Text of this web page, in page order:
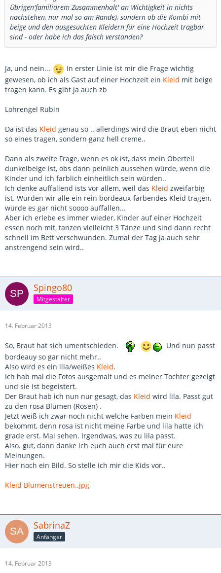
Übrigen'familiärem Zusammenhalt' an Wichtigkeit in nichts
nachstehen, nur mal so am Rande), sondern ob die Kombi mit
beige und den ausgesuchten Kleidern für eine Hochzeit tragbar
sind - oder habe ich das falsch verstanden?
Ja, und nein...
In erster Linie ist mir die Frage wichtig
gewesen, ob ich als Gast auf einer Hochzeit ein Kleid mit beige
tragen kann. Es gibt ja auch zb
Lohrengel Rubin
Da ist das Kleid genau so .. allerdings wird die Braut eben nicht
so eines tragen, sondern ganz hell creme..
Dann als zweite Frage, wenn es ok ist, dass mein Oberteil
dunkelbeige ist, obs dann peinlich aussehen würde, wenn die
Kinder und ich farblich einheitlich sein würden..
Ich denke auffallend ists vor allem, weil das Kleid zweifarbig
ist. Würden wir alle ein rein bordeaux-farbendes Kleid tragen,
würde es gar nicht soooo auffallen...
Aber ich erlebe es immer wieder, Kinder auf einer Hochzeit
essen noch mit, tanzen vielleicht 3 Tänze und sind dann recht
schnell im Bett verschwunden. Zumal der Tag ja auch sehr
anstrengend sein wird..
Spingo80
Mitgestalter
14. Februar 2013
So, Braut hat sich umentschieden.
Und nun passt
bordeauy so gar nicht mehr..
Also wird es ein lila/weißes Kleid.
Ich hab mal die Fotos ausgemalt und es meiner Tochter gezeigt
und sie ist begeistert.
Der Braut hab ich nun nur gesagt, das Kleid wird lila. Passt gut
zu den rosa Blumen (Rosen) .
Jetzt weiß ich zwar noch nicht welche Farben mein Kleid
bekommt, denn rosa ist nicht meine Farbe und lila hatte ich
grade erst. Mal sehen. Irgendwas, was zu lila passt.
Also. gut, dann danke ich euch auch erst mal für eure
Meinungen.
Hier noch ein Bild. So stelle ich mir die Kids vor..
Kleid Blumenstreuen..jpg
SabrinaZ
Anfänger
14. Februar 2013